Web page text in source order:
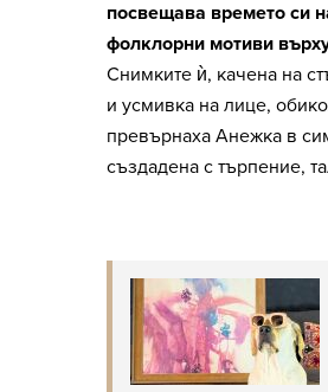
посвещава времето си
фолклорни мотиви
Снимките ѝ, качена на
и усмивка на лице,
превърнаха Анежка в
създадена с търпение,